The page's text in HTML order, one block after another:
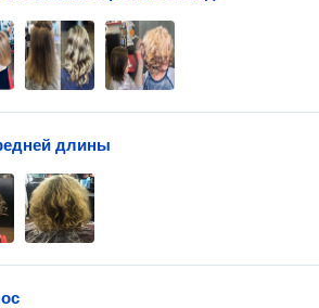
длины